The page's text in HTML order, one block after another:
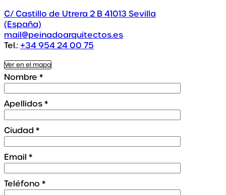
C/ Castillo de Utrera 2 B 41013 Sevilla
(España)
mail@peinadoarquitectos.es
Tel.:+34 954 24 00 75
Ver en el mapa
Nombre *
Apellidos*
Ciudad *
Email *
Teléfono *